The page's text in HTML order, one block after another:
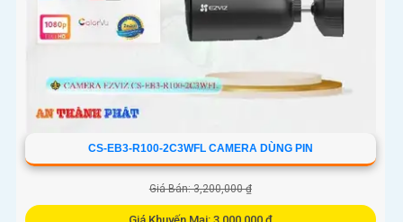
CS-EB3-R100-2C3WFL CAMERA DÙNG PIN
Giá Bán: 3,200,000 ₫